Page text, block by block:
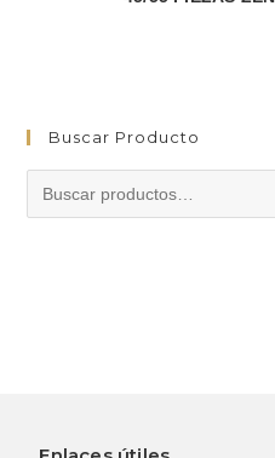
Buscar Producto